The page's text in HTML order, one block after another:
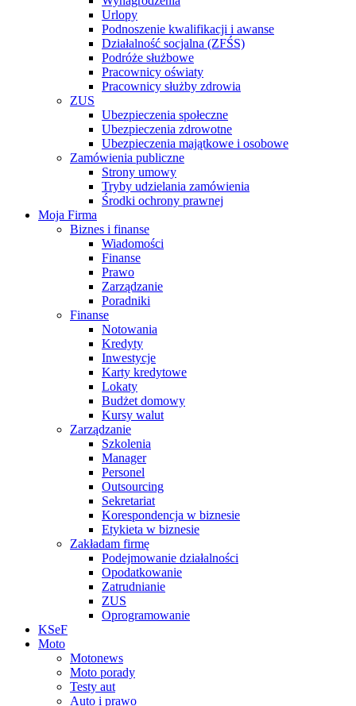
Urlopy
Podnoszenie kwalifikacji i awanse
Działalność socjalna (ZFŚS)
Podróże służbowe
Pracownicy oświaty
Pracownicy służby zdrowia
ZUS
Ubezpieczenia społeczne
Ubezpieczenia zdrowotne
Ubezpieczenia majątkowe i osobowe
Zamówienia publiczne
Strony umowy
Tryby udzielania zamówienia
Środki ochrony prawnej
Moja Firma
Biznes i finanse
Wiadomości
Finanse
Prawo
Zarządzanie
Poradniki
Finanse
Notowania
Kredyty
Inwestycje
Karty kredytowe
Lokaty
Budżet domowy
Kursy walut
Zarządzanie
Szkolenia
Manager
Personel
Outsourcing
Sekretariat
Korespondencja w biznesie
Etykieta w biznesie
Zakładam firmę
Podejmowanie działalności
Opodatkowanie
Zatrudnianie
ZUS
Oprogramowanie
KSeF
Moto
Motonews
Moto porady
Testy aut
Auto i prawo